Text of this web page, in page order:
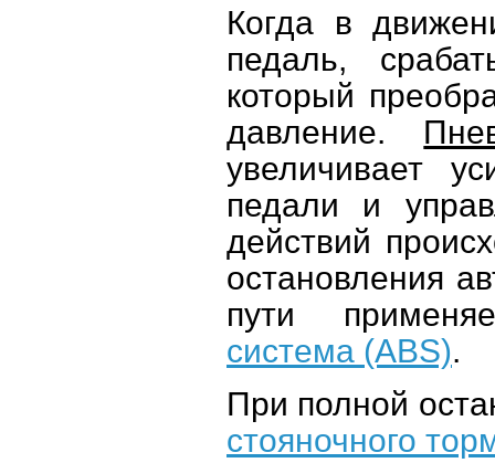
Когда в
педаль,
который
давление.
увеличивает
педали и
действий
остановления
пути
система (ABS).
При полной
стояночного